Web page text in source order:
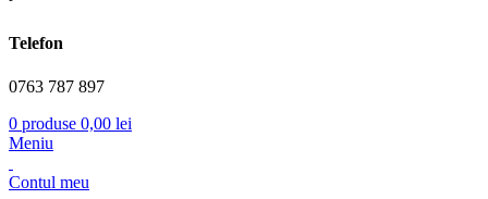
Telefon
0763 787 897
0 produse 0,00 lei
Meniu
Contul meu